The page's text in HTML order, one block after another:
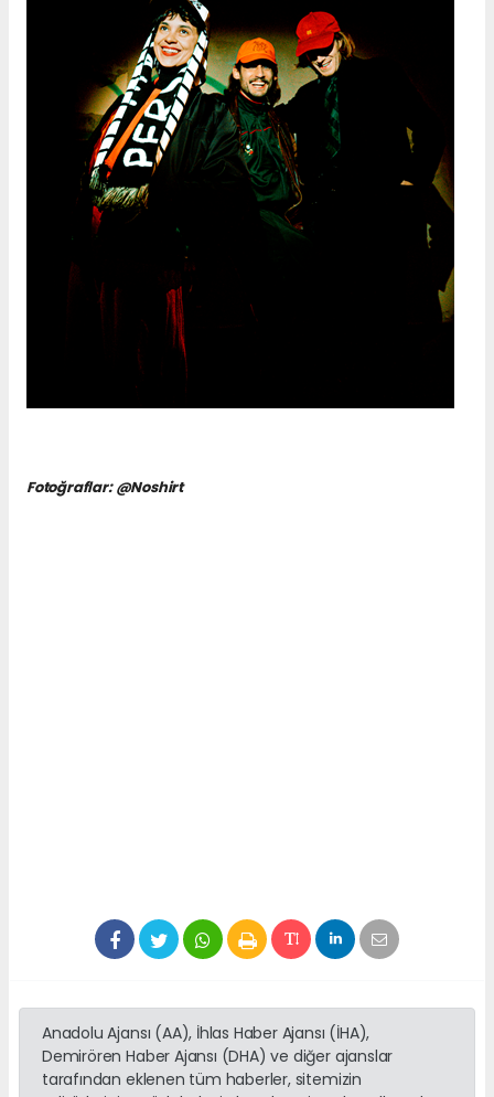
Fotoğraflar: @Noshirt
Anadolu Ajansı (AA), İhlas Haber Ajansı (İHA),
Demirören Haber Ajansı (DHA) ve diğer ajanslar
tarafından eklenen tüm haberler, sitemizin